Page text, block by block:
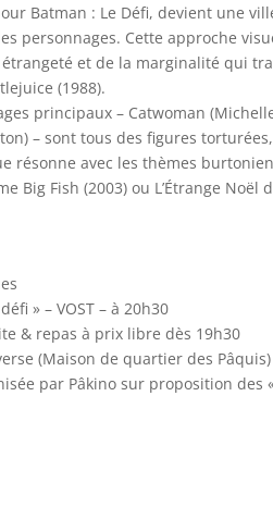
Batman : Le Défi, devient une
personnages. Cette approche
et de la marginalité qui
(1988).
principaux – Catwoman
– sont tous des figures
résonne avec les thèmes
Big Fish (2003) ou L’Étrange Noël
» – VOST – à 20h30
& repas à prix libre dès 19h30
(Maison de quartier des
par Pâkino sur proposition des